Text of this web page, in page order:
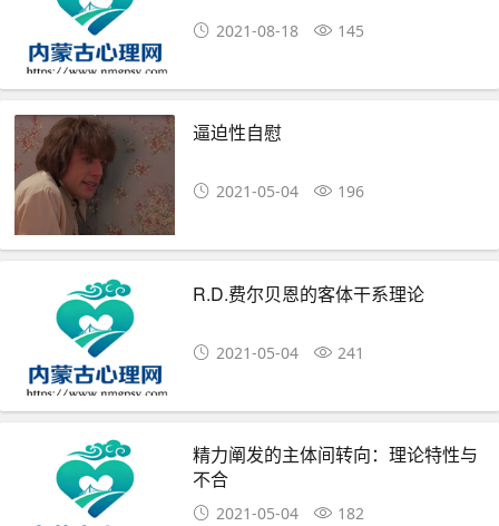
2021-08-18 145
逼迫性自慰
2021-05-04 196
R.D.费尔贝恩的客体干系理论
2021-05-04 241
精力阐发的主体间转向：理论特性与
不合
2021-05-04 182